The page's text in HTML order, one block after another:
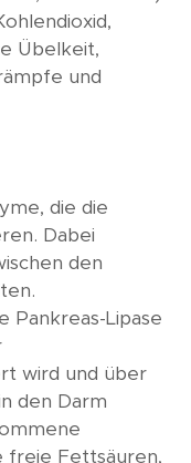
Übelkeit,
und
die die
Dabei
den
Pankreas-Lipase
wird und über
den Darm
freie Fettsäuren,